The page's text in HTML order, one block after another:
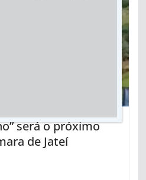
será o próximo
de Jateí